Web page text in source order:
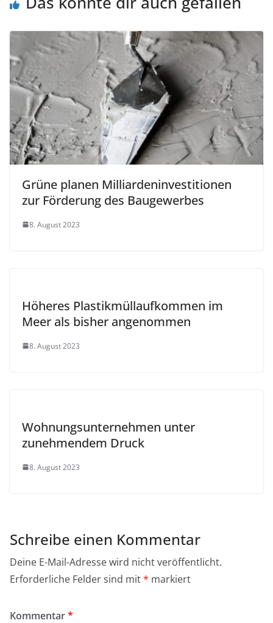
Grüne planen Milliardeninvestitionen
zur Förderung des Baugewerbes
8. August 2023
Höheres Plastikmüllaufkommen im
Meer als bisher angenommen
8. August 2023
Wohnungsunternehmen unter
zunehmendem Druck
8. August 2023
Schreibe einen Kommentar
Deine E-Mail-Adresse wird nicht veröffentlicht.
Erforderliche Felder sind mit* markiert
Kommentar*